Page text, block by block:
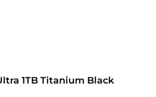
1TB Titanium Black